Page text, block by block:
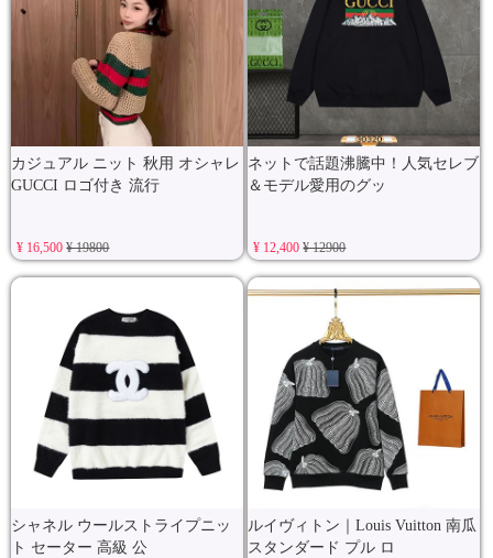
カジュアル ニット 秋用 オシャレ
GUCCI ロゴ付き 流行
¥ 16,500¥ 19800
ネットで話題沸騰中！人気セレブ
＆モデル愛用のグッ
¥ 12,400¥ 12900
シャネル ウールストライプニッ
ト セーター 高級 公
ルイヴィトン｜Louis Vuitton 南瓜
スタンダード プル ロ